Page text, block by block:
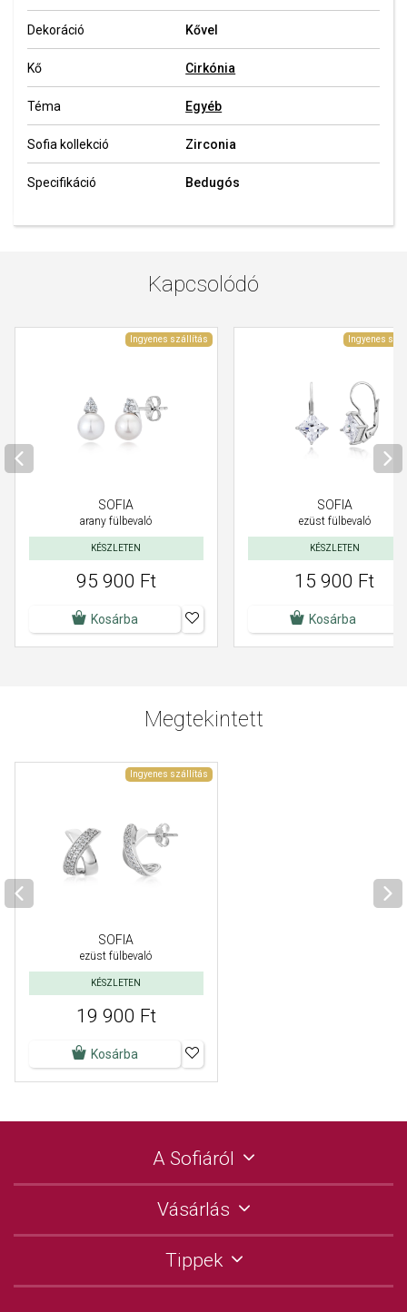
Dekoráció Kővel
Kő Cirkónia
Téma Egyéb
Sofia kollekció Zirconia
Specifikáció Bedugós
Kapcsolódó
Ingyenes szállítás
SOFIA
arany fülbevaló
KÉSZLETEN
95 900 Ft
Kosárba
Ingyenes
SOFIA
ezüst fülbevaló
KÉSZLETEN
15 900 Ft
Kosárba
Megtekintett
Ingyenes szállítás
SOFIA
ezüst fülbevaló
KÉSZLETEN
19 900 Ft
Kosárba
A Sofiáról
Vásárlás
Tippek